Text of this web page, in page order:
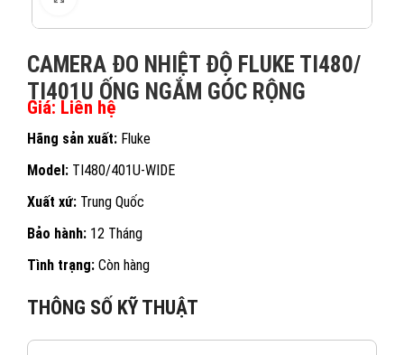
CAMERA ĐO NHIỆT ĐỘ FLUKE TI480/
TI401U ỐNG NGẮM GÓC RỘNG
Giá: Liên hệ
Hãng sản xuất: Fluke
Model: TI480/401U-WIDE
Xuất xứ: Trung Quốc
Bảo hành: 12 Tháng
Tình trạng: Còn hàng
THÔNG SỐ KỸ THUẬT